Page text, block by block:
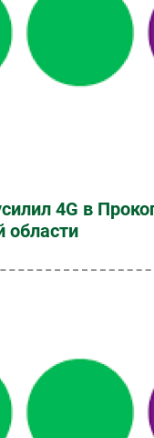
4G в
области